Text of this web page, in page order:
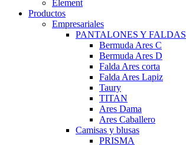
Element
Productos
Empresariales
PANTALONES Y FALDAS
Bermuda Ares C
Bermuda Ares D
Falda Ares corta
Falda Ares Lapiz
Taury
TITAN
Ares Dama
Ares Caballero
Camisas y blusas
PRISMA